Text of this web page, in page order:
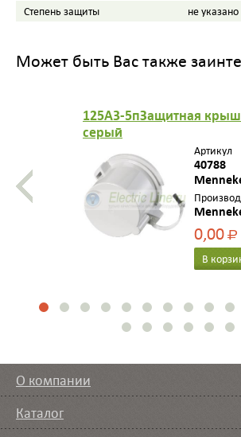
Степень защиты
не указано
Может быть Вас также
125A3-5пЗащитная
серый
Артикул
40788
0,00Р
В
О компании
Каталог